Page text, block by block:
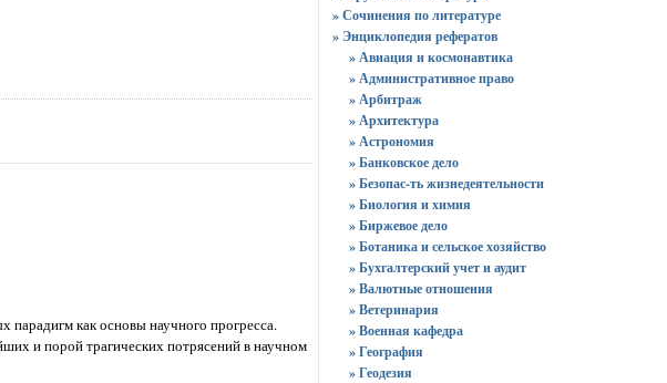
парадигм как основы научного прогресса.
и порой трагических потрясений в научном
» Сочинения по литературе
» Энциклопедия рефератов
» Авиация и космонавтика
» Административное право
» Арбитраж
» Архитектура
» Астрономия
» Банковское дело
» Безопас-ть жизнедеятельности
» Биология и химия
» Биржевое дело
» Ботаника и сельское хозяйство
» Бухгалтерский учет и аудит
» Валютные отношения
» Ветеринария
» Военная кафедра
» География
» Геодезия